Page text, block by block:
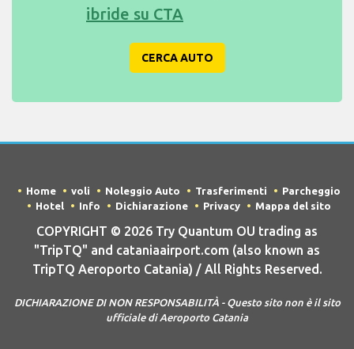
ibride su CTA
CERCA AUTO
Home voli Noleggio Auto Trasferimenti
Parcheggio
Hotel
Info Dichiarazione Privacy Mappa del sito
COPYRIGHT © 2026 Try Quantum OU trading as
"TripTQ" and cataniaairport.com (also known as
TripTQ Aeroporto Catania) / All Rights Reserved.
DICHIARAZIONE DI NON RESPONSABILITÀ - Questo sito non è il sito
ufficiale di Aeroporto Catania